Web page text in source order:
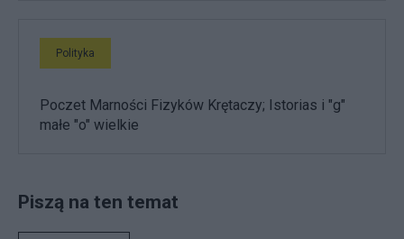
Polityka
Poczet Marności Fizyków Krętaczy; Istorias i "g"
małe "o" wielkie
Piszą na ten temat